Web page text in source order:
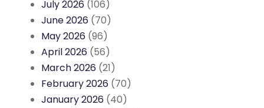
July 2026 (106)
June 2026 (70)
May 2026 (96)
April 2026 (56)
March 2026 (21)
February 2026 (70)
January 2026 (40)